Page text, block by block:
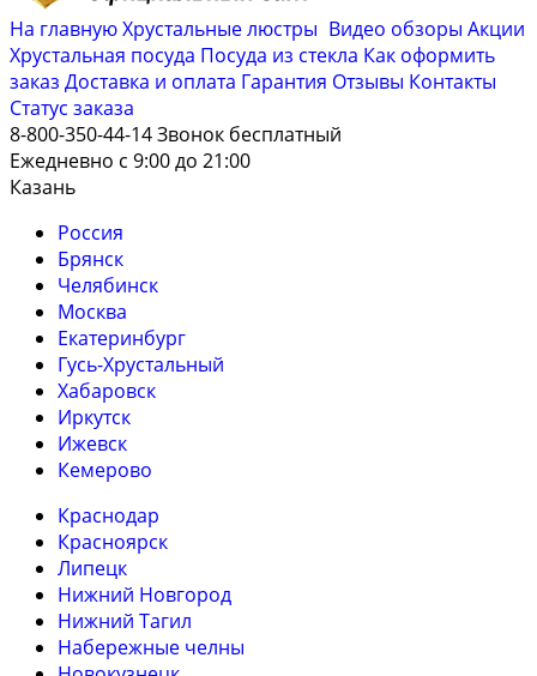
На главнуюХрустальные люстры Видео обзоры Акции
Хрустальная посуда Посуда из стекла Как оформить
заказ Доставка и оплата Гарантия Отзывы Контакты
Cтатус заказа
8-800-350-44-14Звонок бесплатный
Ежедневно с 9:00 до 21:00
Казань
Россия
Брянск
Челябинск
Москва
Екатеринбург
Гусь-Хрустальный
Хабаровск
Иркутск
Ижевск
Кемерово
Краснодар
Красноярск
Липецк
Нижний Новгород
Нижний Тагил
Набережные челны